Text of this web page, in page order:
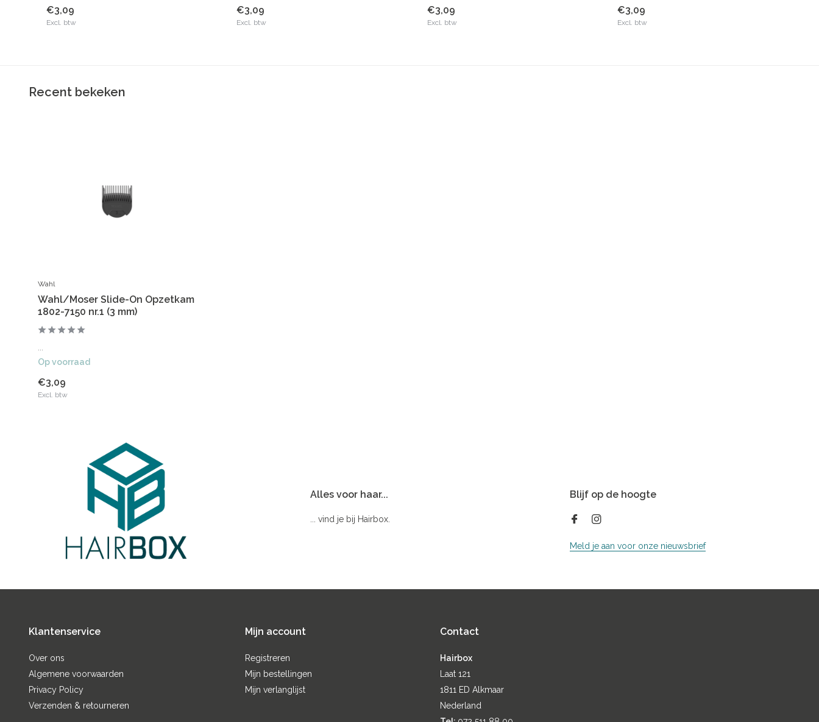
€3,09
Excl. btw
€3,09
Excl. btw
€3,09
Excl. btw
€3,09
Excl. btw
Recent bekeken
Wahl
Wahl/Moser Slide-On Opzetkam
1802-7150 nr.1 (3 mm)
...
Op voorraad
€3,09
Excl. btw
Alles voor haar...
... vind je bij Hairbox.
Blijf op de hoogte
Meld je aan voor onze nieuwsbrief
Klantenservice
Over ons
Algemene voorwaarden
Privacy Policy
Verzenden & retourneren
Mijn account
Registreren
Mijn bestellingen
Mijn verlanglijst
Contact
Hairbox
Laat 121
1811 ED Alkmaar
Nederland